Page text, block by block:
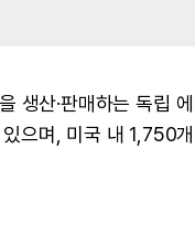
생산·판매하는 독립 에
으며, 미국 내 1,750개